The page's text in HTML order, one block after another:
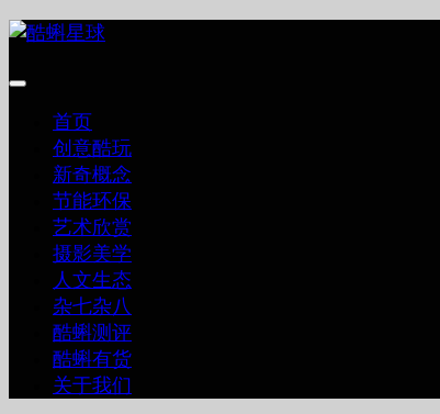
跳
内
首页
创意酷玩
新奇概念
节能环保
艺术欣赏
摄影美学
人文生态
杂七杂八
酷蝌测评
酷蝌有货
关于我们